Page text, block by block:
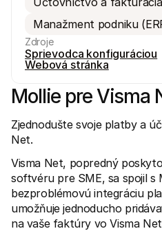
Manažment podniku
Zdroje
Sprievodca konfiguráciou
Webová stránka
Mollie pre Visma
Zjednodušte svoje platby a
Net.
Visma Net, popredný
softvéru pre SME, sa spojil s
bezproblémovú integráciu
umožňuje jednoducho
na vaše faktúry vo Visma
Technické zdroje
Portál pre vývojárov
Knižnice
Integrujte Mollie s pripravenými
Pridajte sa do našej komunity
O spoločnosti Mollie
Ceny
Zobraziť naše ceny
O nás
Zistite viac o našom príbehu a